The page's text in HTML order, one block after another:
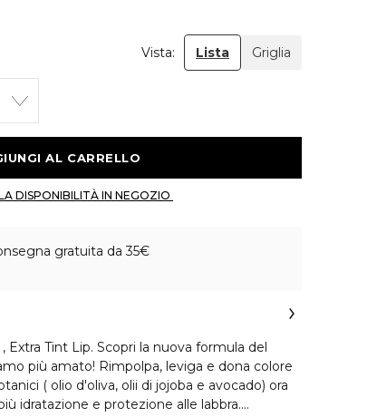
Vista: Lista Griglia
gratuita da 35€
Extra Tint Lip. Scopri la nuova formula del
più amato! Rimpolpa, leviga e dona colore
( olio d'oliva, olii di jojoba e avocado) ora
idratazione e protezione alle labbra.